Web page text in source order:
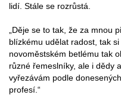
lidí. Stále se rozrůstá.
„Děje se to tak, že za mnou
blízkému udělat radost, tak
novoměstském betlému tak
různé řemeslníky, ale i dědy
vyřezávám podle
profesí.“